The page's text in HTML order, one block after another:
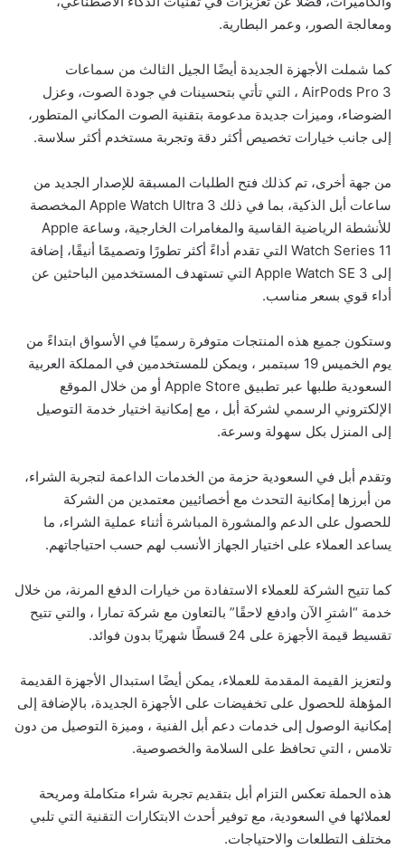
ومعالجة الصور، وعمر البطارية.
كما شملت الأجهزة الجديدة أيضًا الجيل الثالث من سماعات
AirPods Pro 3 ، التي تأتي بتحسينات في جودة الصوت، وعزل
الضوضاء، وميزات جديدة مدعومة بتقنية الصوت المكاني المتطور،
إلى جانب خيارات تخصيص أكثر دقة وتجربة مستخدم أكثر سلاسة.
من جهة أخرى، تم كذلك فتح الطلبات المسبقة للإصدار الجديد من
ساعات أبل الذكية، بما في ذلك Apple Watch Ultra 3 المخصصة
للأنشطة الرياضية القاسية والمغامرات الخارجية، وساعة Apple
Watch Series 11 التي تقدم أداءً أكثر تطورًا وتصميمًا أنيقًا، إضافة
إلى Apple Watch SE 3 التي تستهدف المستخدمين الباحثين عن
أداء قوي بسعر مناسب.
وستكون جميع هذه المنتجات متوفرة رسميًا في الأسواق ابتداءً من
يوم الخميس 19 سبتمبر ، ويمكن للمستخدمين في المملكة العربية
السعودية طلبها عبر تطبيق Apple Store أو من خلال الموقع
الإلكتروني الرسمي لشركة أبل ، مع إمكانية اختيار خدمة التوصيل
إلى المنزل بكل سهولة وسرعة.
وتقدم أبل في السعودية حزمة من الخدمات الداعمة لتجربة الشراء،
من أبرزها إمكانية التحدث مع أخصائيين معتمدين من الشركة
للحصول على الدعم والمشورة المباشرة أثناء عملية الشراء، ما
يساعد العملاء على اختيار الجهاز الأنسب لهم حسب احتياجاتهم.
كما تتيح الشركة للعملاء الاستفادة من خيارات الدفع المرنة، من خلال
خدمة “اشترِ الآن وادفع لاحقًا” بالتعاون مع شركة تمارا ، والتي تتيح
تقسيط قيمة الأجهزة على 24 قسطًا شهريًا بدون فوائد.
ولتعزيز القيمة المقدمة للعملاء، يمكن أيضًا استبدال الأجهزة القديمة
المؤهلة للحصول على تخفيضات على الأجهزة الجديدة، بالإضافة إلى
إمكانية الوصول إلى خدمات دعم أبل الفنية ، وميزة التوصيل من دون
تلامس ، التي تحافظ على السلامة والخصوصية.
هذه الحملة تعكس التزام أبل بتقديم تجربة شراء متكاملة ومريحة
لعملائها في السعودية، مع توفير أحدث الابتكارات التقنية التي تلبي
مختلف التطلعات والاحتياجات.